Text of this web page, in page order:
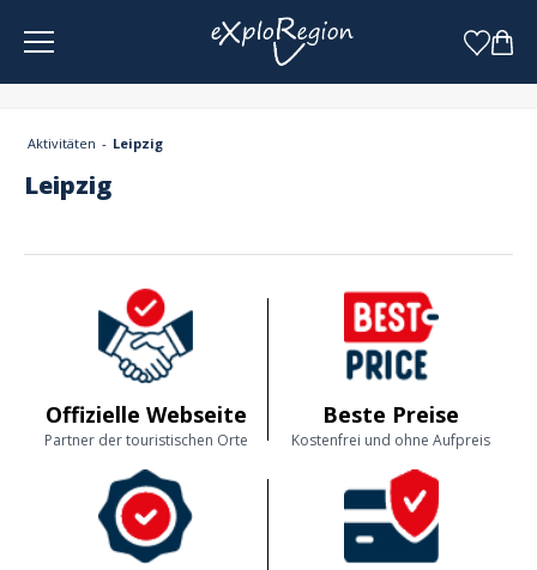
Aktivitäten Leipzig
Leipzig
Offizielle Webseite
Partner der touristischen Orte
Beste Preise
Kostenfrei und ohne Aufpreis